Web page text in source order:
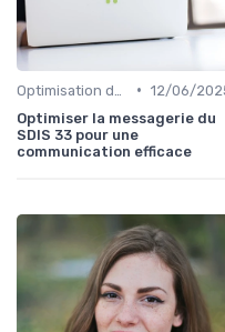
• 12/06/
Optimiser la messagerie du
SDIS 33 pour une
communication efficace